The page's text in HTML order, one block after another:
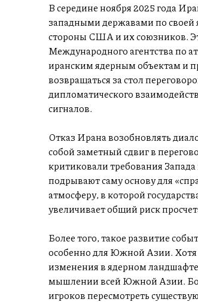
В середине ноября 2025 года
западными державами по своей
стороны США и их союзников.
Международного агентства по
иранским ядерным объектам и
возвращаться за стол
дипломатического
сигналов.
Отказ Ирана возобновлять
собой заметный сдвиг в
критиковали требования
подрывают саму основу для
атмосферу, в которой
увеличивает общий риск
Более того, такое развитие
особенно для Южной Азии. Хотя
изменения в ядерном
мышлении всей Южной Азии.
игроков пересмотреть